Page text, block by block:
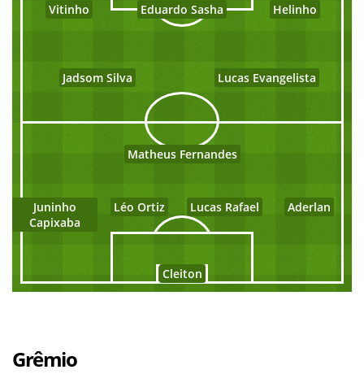
Vitinho Eduardo Sasha Helinho
Jadsom Silva Lucas Evangelista
Matheus Fernandes
Juninho
Capixaba
Léo Ortiz Lucas Rafael Aderlan
Cleiton
Grêmio